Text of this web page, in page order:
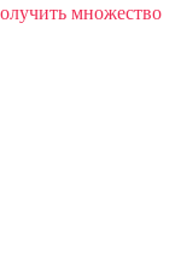
множество